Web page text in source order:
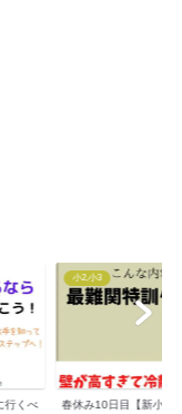
行くべ
小2,小3
春休み10日目【新小３